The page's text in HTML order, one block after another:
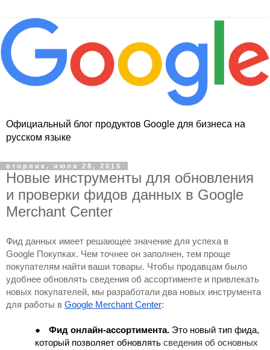
Официальный блог продуктов Google для бизнеса на
русском языке
вторник, июля 28, 2015
Новые инструменты для обновления
и проверки фидов данных в Google
Merchant Center
Фид данных имеет решающее значение для успеха в
Google Покупках. Чем точнее он заполнен, тем проще
покупателям найти ваши товары. Чтобы продавцам было
удобнее обновлять сведения об ассортименте и привлекать
новых покупателей, мы разработали два новых инструмента
для работы в Google Merchant Center:
● Фид онлайн-ассортимента. Это новый тип фида,
который позволяет обновлять сведения об основных